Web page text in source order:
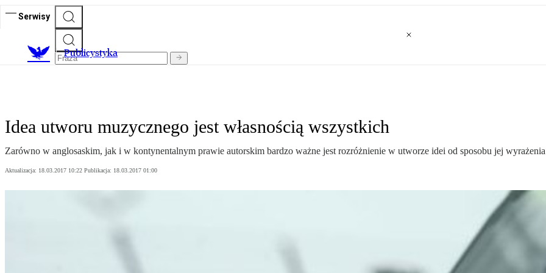
Serwisy
Publicystyka
Idea utworu muzycznego jest własnością wszystkich
Zarówno w anglosaskim, jak i w kontynentalnym prawie autorskim bardzo ważne jest rozróżnienie w utworze idei od sposobu jej
Aktualizacja: 18.03.2017 10:22 Publikacja: 18.03.2017 01:00